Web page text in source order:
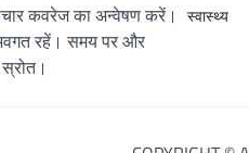
कवरेज का अन्वेषण करें।
रहें। समय पर और
स्वास्थ्य